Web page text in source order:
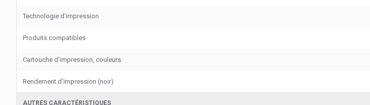
Technologie d'impression
Produits compatibles
Cartouche d'impression, couleurs
Rendement d'impression (noir)
AUTRES CARACTÉRISTIQUES